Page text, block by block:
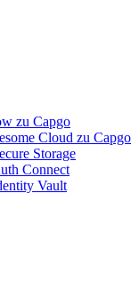
zu Capgo
Cloud zu Capgo
Storage
Connect
Vault